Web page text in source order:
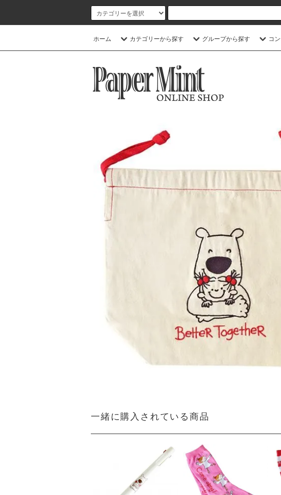
ホーム カテゴリーから探す グループから探す コ
一緒に購入されている商品